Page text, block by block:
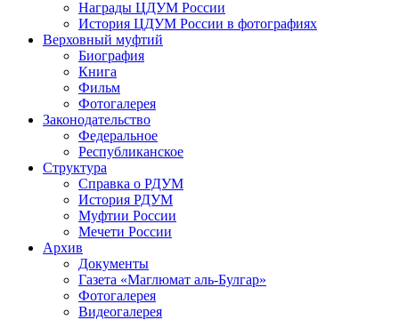
Награды ЦДУМ России
История ЦДУМ России в фотографиях
Верховный муфтий
Биография
Книга
Фильм
Фотогалерея
Законодательство
Федеральное
Республиканское
Структура
Справка о РДУМ
История РДУМ
Муфтии России
Мечети России
Архив
Документы
Газета «Маглюмат аль-Булгар»
Фотогалерея
Видеогалерея